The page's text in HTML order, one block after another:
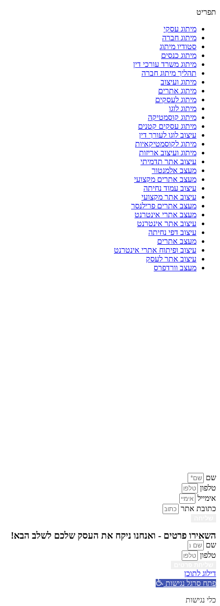
תפריט
מיתוג עסקי
מיתוג חברה
סטודיו מיתוג
מיתוג כנסים
מיתוג משרד עורכי דין
תהליך מיתוג חברה
מיתוג ועיצוב
מיתוג אתרים
מיתוג לעסקים
מיתוג לוגו
מיתוג קוסמטיקה
מיתוג עסקים קטנים
עיצוב לוגו לעורך דין
מיתוג לקוסמטיקאיות
מיתוג ועיצוב אריזות
עיצוב אתר תדמיתי
מעצב אלמנטור
מעצב אתרים מקצועי
עיצוב עמוד נחיתה
עיצוב אתר מקצועי
מעצב אתרים פרילנסר
מעצב אתרי אינטרנט
עיצוב אתר אינטרנט
עיצוב דפי נחיתה
מעצב אתרים
עיצוב ופיתוח אתרי אינטרנט
עיצוב אתר לעסק
מעצב וורדפרס
שם
טלפון
אימייל
כתובת אתר
השאירו פרטים - ואנחנו ניקח את העסק שלכם לשלב הבא!
שם
טלפון
דילוג לתוכן
פתח סרגל נגישות
כלי נגישות